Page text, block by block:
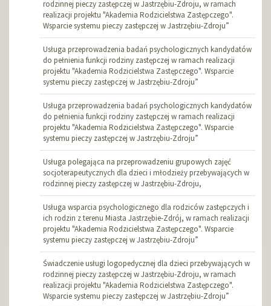
rodzinnej pieczy zastępczej w Jastrzębiu-Zdroju, w ramach
realizacji projektu "Akademia Rodzicielstwa Zastępczego".
Wsparcie systemu pieczy zastępczej w Jastrzębiu-Zdroju”
Usługa przeprowadzenia badań psychologicznych kandydatów
do pełnienia funkcji rodziny zastępczej w ramach realizacji
projektu "Akademia Rodzicielstwa Zastępczego". Wsparcie
systemu pieczy zastępczej w Jastrzębiu-Zdroju”
Usługa przeprowadzenia badań psychologicznych kandydatów
do pełnienia funkcji rodziny zastępczej w ramach realizacji
projektu "Akademia Rodzicielstwa Zastępczego". Wsparcie
systemu pieczy zastępczej w Jastrzębiu-Zdroju”
Usługa polegająca na przeprowadzeniu grupowych zajęć
socjoterapeutycznych dla dzieci i młodzieży przebywających w
rodzinnej pieczy zastępczej w Jastrzębiu-Zdroju,
Usługa wsparcia psychologicznego dla rodziców zastępczych i
ich rodzin z terenu Miasta Jastrzębie-Zdrój, w ramach realizacji
projektu "Akademia Rodzicielstwa Zastępczego". Wsparcie
systemu pieczy zastępczej w Jastrzębiu-Zdroju”
Świadczenie usługi logopedycznej dla dzieci przebywających w
rodzinnej pieczy zastępczej w Jastrzębiu-Zdroju, w ramach
realizacji projektu "Akademia Rodzicielstwa Zastępczego".
Wsparcie systemu pieczy zastępczej w Jastrzębiu-Zdroju”